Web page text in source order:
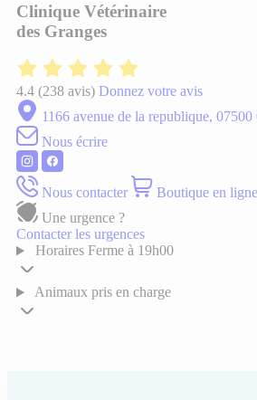
Clinique Vétérinaire
des Granges
4.4 (238 avis) Donnez votre avis
1166 avenue de la republique,
Nous écrire
Nous contacter
Boutique en ligne
Une urgence ?
Contacter les urgences
Horaires Ferme à 19h00
Animaux pris en charge